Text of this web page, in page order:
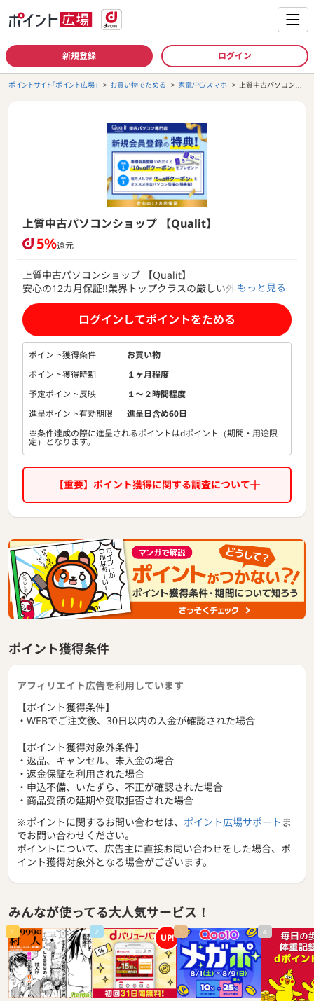
新規登録 ログイン
ポイントサイト「ポイント広場」 お買い物でためる 家電/PC/スマホ
上質中古パソコンシ
上質中古パソコンショップ 【Qualit】
5%還元
上質中古パソコンショップ 【Qualit】
安心の12カ月保証!!業界トップクラスの厳しい外観ランク評
価!!
価格は常に最安値を目指し販売していますので、掘り出しも
のが多く出品されています。
もっと見る
ログインしてポイントをためる
ポイント獲得条件
お買い物
ポイント獲得時期
１ヶ月程度
予定ポイント反映
１〜２時間程度
進呈ポイント有効期限
進呈日含め60日
※条件達成の際に進呈されるポイントはdポイント（期間・用途限
定）となります。
【重要】ポイント獲得に関する調査について
ポイント獲得条件
アフィリエイト広告を利用しています
【ポイント獲得条件】
・WEBでご注文後、30日以内の入金が確認された場合
【ポイント獲得対象外条件】
・返品、キャンセル、未入金の場合
・返金保証を利用された場合
・申込不備、いたずら、不正が確認された場合
・商品受領の延期や受取拒否された場合
※ポイントに関するお問い合わせは、 ポイント広場サポート ま
でお問い合わせください。
ポイントについて、広告主に直接お問い合わせをした場合、ポ
イント獲得対象外となる場合がございます。
みんなが使ってる大人気サービス！
1 2 UP! 3 4